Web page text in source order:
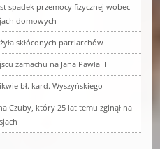
spadek przemocy fizycznej wobec
domowych
skłóconych patriarchów
zamachu na Jana Pawła II
bł. kard. Wyszyńskiego
Czuby, który 25 lat temu zginął na